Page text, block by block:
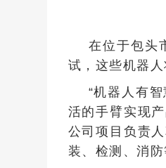
在位于包头
试，这些机器
“机器人有
活的手臂实现
公司项目负责
装、检测、消